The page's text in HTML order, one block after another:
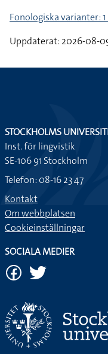
Fonologiska varianter: 1
Uppdaterat: 2026-08-
STOCKHOLMS
Inst. för lingvistik
SE-106 91 Stockholm
Telefon: 08-16 23 47
Kontakt
Om webbplatsen
Cookieinställningar
SOCIALA MEDIER